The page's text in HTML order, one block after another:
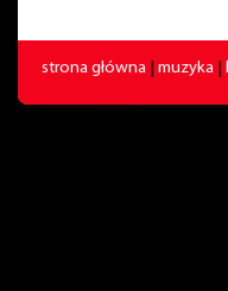
strona główna muzyka